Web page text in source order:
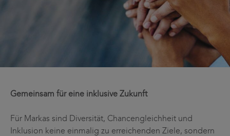
Gemeinsam für eine inklusive Zukunft
Für Markas sind Diversität, Chancengleichheit und
Inklusion keine einmalig zu erreichenden Ziele, sondern